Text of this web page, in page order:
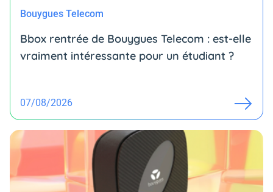
Bouygues Telecom
Bbox rentrée de Bouygues Telecom : est-elle
vraiment intéressante pour un étudiant ?
07/08/2026